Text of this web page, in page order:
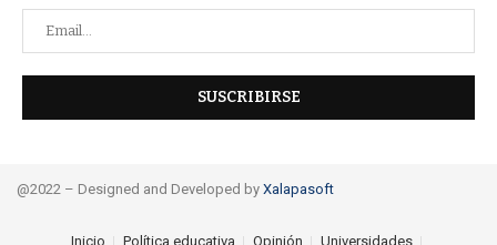
@2022 – Designed and Developed by Xalapasoft
Inicio Política educativa Opinión Universidades